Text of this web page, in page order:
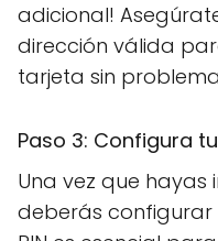
adicional!
dirección válida
tarjeta sin
Paso 3: Configura tu
Una vez que hayas
deberás configurar